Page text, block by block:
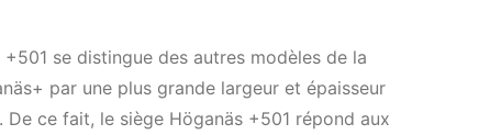
+501 se distingue des autres modèles de la
par une plus grande largeur et épaisseur
De ce fait, le siège Höganäs +501 répond aux